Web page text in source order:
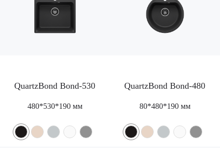
QuartzBond Bond-530
480*530*190 мм
QuartzBond Bond-480
80*480*190 мм
кухонных моек «Polygran»